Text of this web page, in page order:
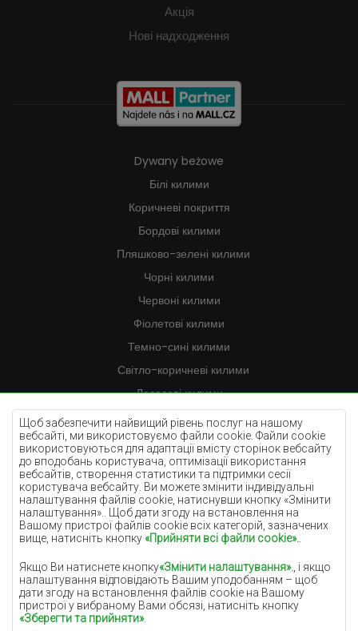
Щоб забезпечити найвищий рівень послуг на нашому
вебсайті, ми використовуємо файли cookie. Файли cookie
використовуються для адаптації вмісту сторінок вебсайту
до вподобань користувача, оптимізації використання
вебсайтів, створення статистики та підтримки сесії
користувача вебсайту. Ви можете змінити індивідуальні
налаштування файлів cookie, натиснувши кнопку «Змінити
налаштування».. Щоб дати згоду на встановлення на
Вашому пристрої файлів cookie всіх категорій, зазначених
вище, натисніть кнопку«Прийняти всі файли cookie».
Якщо Ви натиснете кнопку«Змінити налаштування». , і якщо
налаштування відповідають Вашим уподобанням – щоб
дати згоду на встановлення файлів cookie на Вашому
пристрої у вибраному Вами обсязі, натисніть кнопку
«Зберегти та прийняти».
Акція
Нові надходження
Dywany beżowe
Білі килими
Коричневі покриття
Бордові килими
Пляшково-зелені килими
Чорні килими
Червоні килими
Фіолетові килими
Темно-сині килими
Світло-коричневі килими
Лососеві килими
Кремові килими
Бузкові килими
Жовті килими
М'ятні килими
Блакитні килими
Помаранчеві килими
Сірі покриття
Теракотові покриття
Зелені покриття